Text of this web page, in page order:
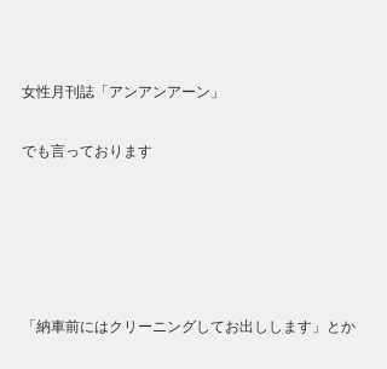
女性月刊誌「アンアンアーン」
でも言っております
「納車前にはクリーニングしてお出しします」とか